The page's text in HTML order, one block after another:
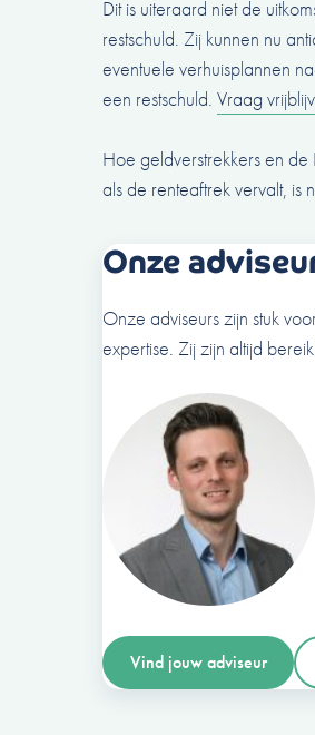
Dit is uiteraard niet de
restschuld. Zij kunnen nu
eventuele verhuisplannen
een restschuld. Vraag
Hoe geldverstrekkers en
als de renteaftrek vervalt, is
Onze
Onze adviseurs zijn stuk
expertise. Zij zijn altijd
Vind jouw adviseur